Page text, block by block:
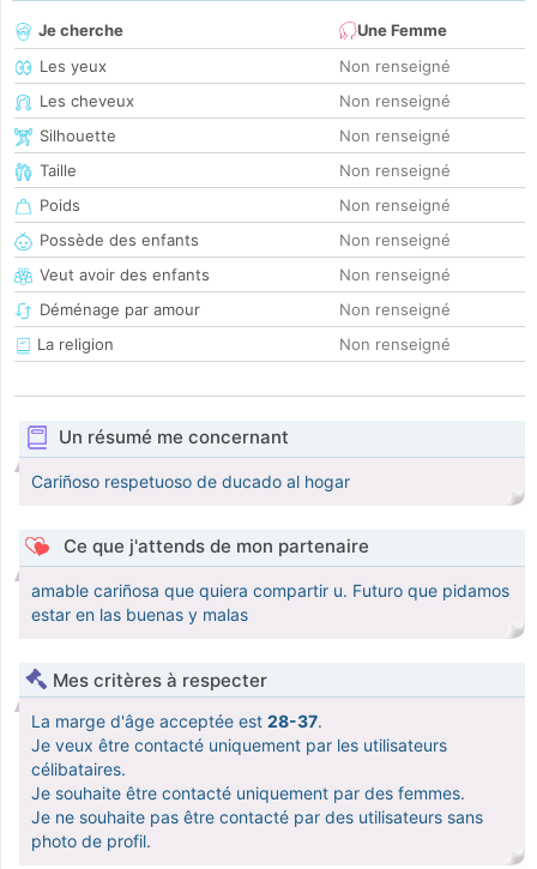
Je cherche
Une Femme
Les yeux
Non renseigné
Les cheveux
Non renseigné
Silhouette
Non renseigné
Taille
Non renseigné
Poids
Non renseigné
Possède des enfants
Non renseigné
Veut avoir des enfants
Non renseigné
Déménage par amour
Non renseigné
La religion
Non renseigné
Un résumé me concernant
Cariñoso respetuoso de ducado al hogar
Ce que j'attends de mon partenaire
amable cariñosa que quiera compartir u. Futuro que pidamos
estar en las buenas y malas
Mes critères à respecter
La marge d'âge acceptée est 28-37.
Je veux être contacté uniquement par les utilisateurs
célibataires.
Je souhaite être contacté uniquement par des femmes.
Je ne souhaite pas être contacté par des utilisateurs sans
photo de profil.